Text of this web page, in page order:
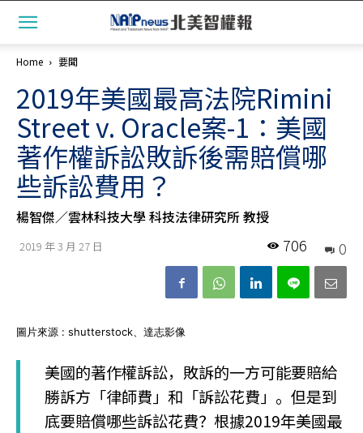
Home 要聞
2019年美國最高法院Rimini
Street v. Oracle案-1：美國
著作權訴訟敗訴後需賠償哪
些訴訟費用？
楊智傑／雲林科技大學 科技法律研究所 教授
2019 年 3 月 27 日 0
706
圖片來源 : shutterstock、達志影像
美國的著作權訴訟，敗訴的一方可能要賠給
勝訴方「律師費」和「訴訟花費」。但是到
底要賠償哪些訴訟花費？根據2019年美國最